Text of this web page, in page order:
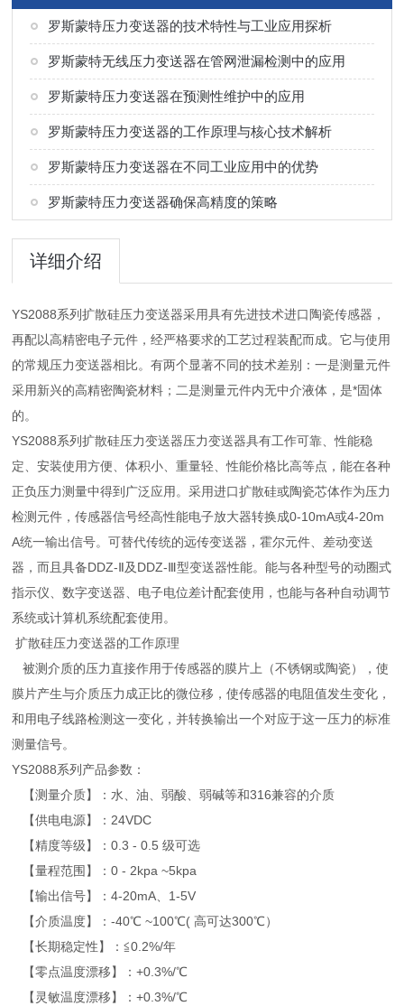
罗斯蒙特压力变送器的技术特性与工业应用探析
罗斯蒙特无线压力变送器在管网泄漏检测中的应用
罗斯蒙特压力变送器在预测性维护中的应用
罗斯蒙特压力变送器的工作原理与核心技术解析
罗斯蒙特压力变送器在不同工业应用中的优势
罗斯蒙特压力变送器确保高精度的策略
详细介绍
YS2088系列扩散硅压力变送器采用具有先进技术进口陶瓷传感器，
再配以高精密电子元件，经严格要求的工艺过程装配而成。它与使用
的常规压力变送器相比。有两个显著不同的技术差别：一是测量元件
采用新兴的高精密陶瓷材料；二是测量元件内无中介液体，是*固体
的。
YS2088系列扩散硅压力变送器压力变送器具有工作可靠、性能稳
定、安装使用方便、体积小、重量轻、性能价格比高等点，能在各种
正负压力测量中得到广泛应用。采用进口扩散硅或陶瓷芯体作为压力
检测元件，传感器信号经高性能电子放大器转换成0-10mA或4-20m
A统一输出信号。可替代传统的远传变送器，霍尔元件、差动变送
器，而且具备DDZ-Ⅱ及DDZ-Ⅲ型变送器性能。能与各种型号的动圈式
指示仪、数字变送器、电子电位差计配套使用，也能与各种自动调节
系统或计算机系统配套使用。
扩散硅压力变送器的工作原理
被测介质的压力直接作用于传感器的膜片上（不锈钢或陶瓷），使
膜片产生与介质压力成正比的微位移，使传感器的电阻值发生变化，
和用电子线路检测这一变化，并转换输出一个对应于这一压力的标准
测量信号。
YS2088系列产品参数：
【测量介质】：水、油、弱酸、弱碱等和316兼容的介质
【供电电源】：24VDC
【精度等级】：0.3 - 0.5 级可选
【量程范围】：0 - 2kpa ~5kpa
【输出信号】：4-20mA、1-5V
【介质温度】：-40℃ ~100℃( 高可达300℃）
【长期稳定性】：≦0.2%/年
【零点温度漂移】：+0.3%/℃
【灵敏温度漂移】：+0.3%/℃